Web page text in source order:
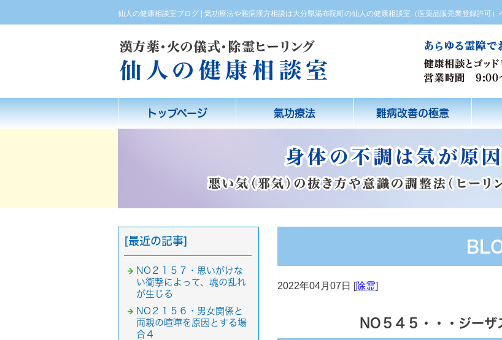
仙人の健康相談室ブログ | 気功療法や難病漢方相談は大分県湯布院町の仙人の健康相談室（医薬品販売業登録許可）
トップページ 氣功療法 難病改善の極意
2022年04月07日 [除霊]
NO５４５・・・ジーザ
[最近の記事]
NO２１５７・思いがけな
い衝撃によって、魂の乱れ
が生じる
NO２１５６・男女関係と
両親の喧嘩を原因とする場
合４